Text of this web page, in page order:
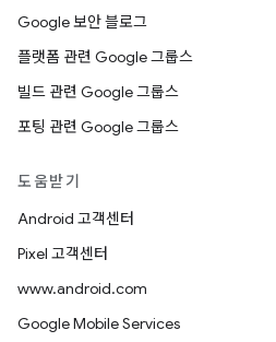
Google 보안 블로그
플랫폼 관련 Google 그룹스
빌드 관련 Google 그룹스
포팅 관련 Google 그룹스
도움받기
Android 고객센터
Pixel 고객센터
www.android.com
Google Mobile Services